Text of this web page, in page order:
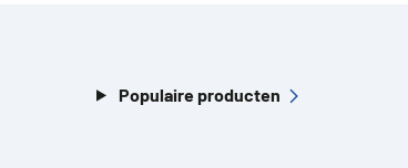
Populaire producten